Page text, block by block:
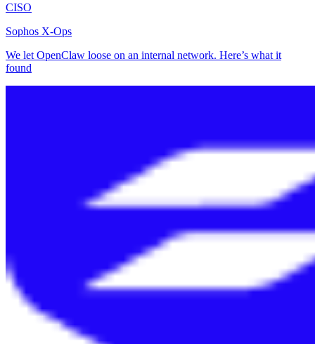
CISO
Sophos X-Ops
We let OpenClaw loose on an internal network. Here’s what it
found